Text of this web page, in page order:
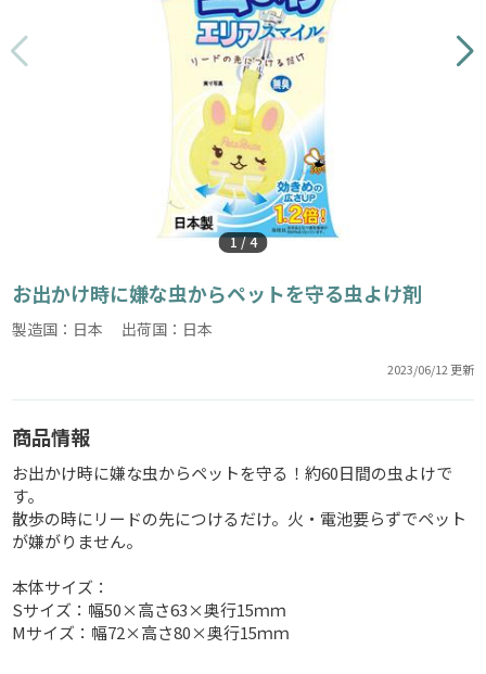
1/4
お出かけ時に嫌な虫からペットを守る虫よけ剤
製造国：日本 出荷国：日本
2023/06/12 更新
商品情報
お出かけ時に嫌な虫からペットを守る！約60日間の虫よけで
す。
散歩の時にリードの先につけるだけ。火・電池要らずでペット
が嫌がりません。
本体サイズ：
Sサイズ：幅50×高さ63×奥行15ｍｍ
Mサイズ：幅72×高さ80×奥行15ｍｍ